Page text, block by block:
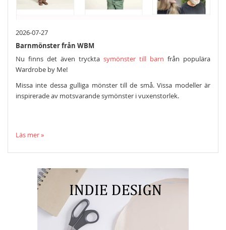
2026-07-27
Barnmönster från WBM
Nu finns det även tryckta symönster till barn från populära
Wardrobe by Me!
Missa inte dessa gulliga mönster till de små. Vissa modeller är
inspirerade av motsvarande symönster i vuxenstorlek.
Läs mer »